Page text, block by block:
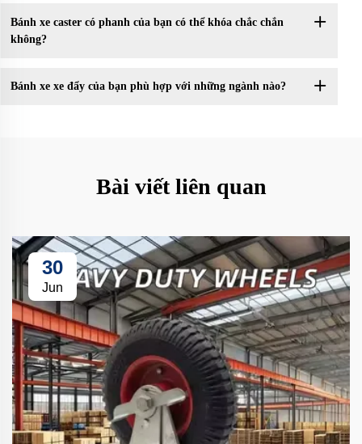
Bánh xe caster có phanh của bạn có thể khóa chắc chắn
không?
Bánh xe xe đẩy của bạn phù hợp với những ngành nào?
Bài viết liên quan
30
Jun